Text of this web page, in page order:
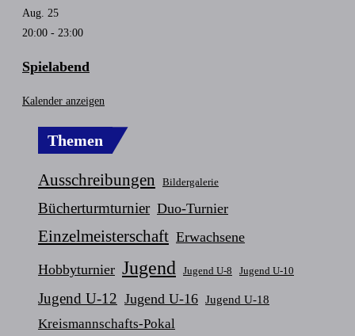
Aug. 25
20:00 - 23:00
Spielabend
Kalender anzeigen
Themen
Ausschreibungen Bildergalerie
Bücherturmturnier Duo-Turnier
Einzelmeisterschaft Erwachsene
Hobbyturnier Jugend Jugend U-8 Jugend U-10
Jugend U-12 Jugend U-16 Jugend U-18
Kreismannschafts-Pokal